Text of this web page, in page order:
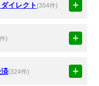
イレクト(354件)
)
(324件)